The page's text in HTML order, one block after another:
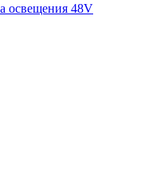
освещения 48V